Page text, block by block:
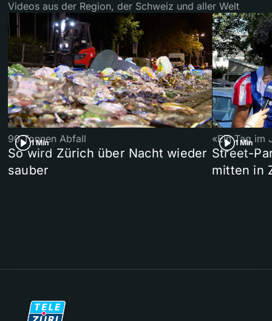
Videos aus der Region, der Schweiz und aller Welt
1 Min
90 Tonnen Abfall
So wird Zürich über Nacht wieder
sauber
1 Min
«Ein Tag im
Street-
mitten in